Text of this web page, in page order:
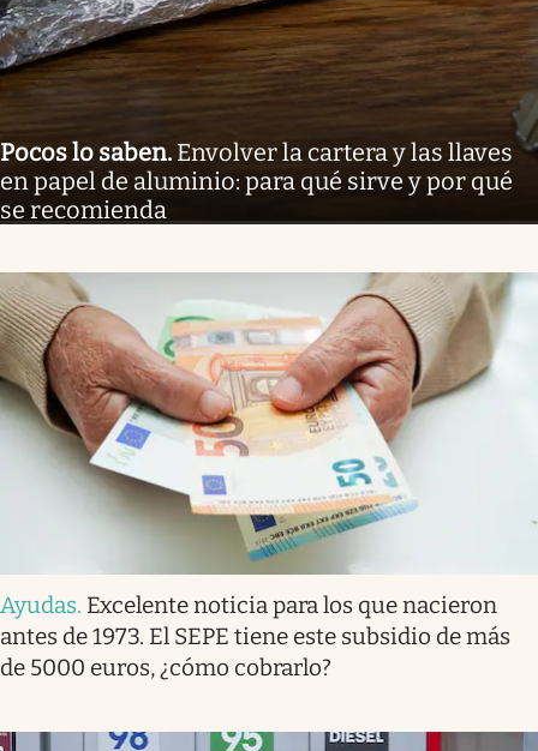
Pocos lo saben. Envolver la cartera y las llaves
en papel de aluminio: para qué sirve y por qué
se recomienda
Ayudas. Excelente noticia para los que nacieron
antes de 1973. El SEPE tiene este subsidio de más
de 5000 euros, ¿cómo cobrarlo?